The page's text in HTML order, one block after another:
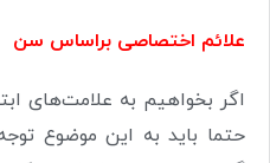
علائم اختصاصی براساس سن
اگر بخواهیم به علامت‌های
حتما باید به این موضوع